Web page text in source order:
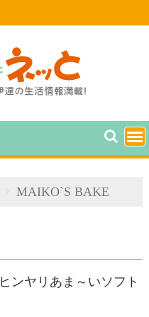
MAIKO`S BAKE
ヒンヤリあま～いソフト